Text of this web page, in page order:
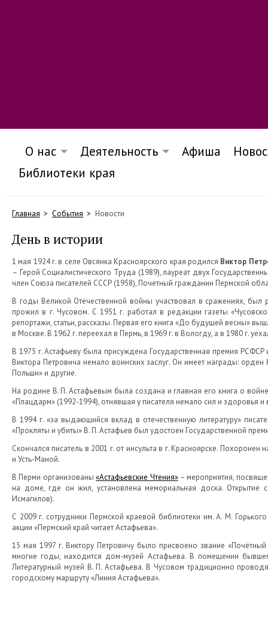
О нас Деятельность Афиша
Библиотеки края
Главная События Новости
День в истории
1 мая 1924 г. в селе Овсянка Красноярского края родился Виктор
– Герой Социалистического Труда (1989), лауреат двух
член Союза писателей СССР (1958), Почетный гражданин Пермской
В годы Великой Отечественной войны участвовал в сражениях,
прожил в г. Чусовом. С 1951 г. работал в редакции газеты
репортажи, статьи, рассказы. Первая его книга «До будущей весны»
в Москве. В 1962 г. переехал в Пермь, в 1969 г. в Вологду, а в 1980 г.
В 1975 г. Астафьеву была присуждена Государственная премия
Виктора Петровича немало воинских заслуг. Он имеет награды:
Польши» и другие.
На родине В. П. Астафьевым была создана и главная его книга о
«Плацдарм» (1992-1994), отнявшая у писателя немало сил и здоровья
В 1994 г. «за выдающийся вклад в отечественную литературу»
«Прокляты и убиты» В. П. Астафьев был удостоен Государственной
Скончался писатель в 2001 г. от инсульта в г. Красноярске.
и Усть-Маной.
В Перми организованы«Астафьевские Чтения»– мероприятия,
на доме, где он жил, установлена мемориальная доска.
Исмагилов).
С 2009 г. сотрудники Пермской краевой библиотеки им. А. М.
акции «Пермский край читает Астафьева».
15 мая 1997 г. Виктору Петровичу было присвоено звание
многие годы, находится дом-музей Астафьева. В помещении
Литературный музей В. П. Астафьева. В Чусовом традиционно
городскому маршруту «Линия Астафьева».